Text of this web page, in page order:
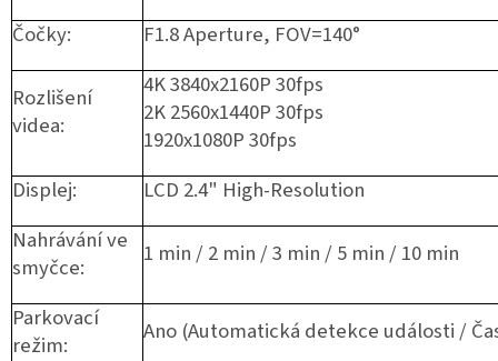
Čočky:
F1.8 Aperture, FOV=140°
Rozlišení
videa:
4K 3840x2160P 30fps
2K 2560x1440P 30fps
1920x1080P 30fps
Displej:
LCD 2.4" High-Resolution
Nahrávání ve
smyčce:
1 min / 2 min / 3 min / 5 min / 10 min
Parkovací
režim:
Ano (Automatická detekce události /